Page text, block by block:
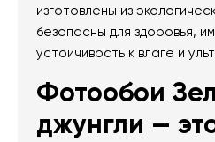
изготовлены из
безопасны для здоровья,
устойчивость к влаге и
Фотообои
джунгли —